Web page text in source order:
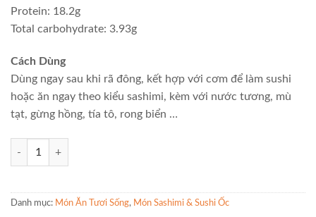
Protein: 18.2g
Total carbohydrate: 3.93g
Cách Dùng
Dùng ngay sau khi rã đông, kết hợp với cơm để làm sushi
hoặc ăn ngay theo kiểu sashimi, kèm với nước tương, mù
tạt, gừng hồng, tía tô, rong biển …
Danh mục: Món Ăn Tươi Sống, Món Sashimi & Sushi Ốc